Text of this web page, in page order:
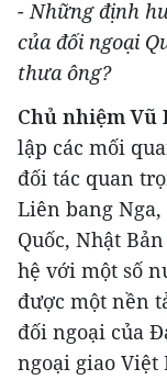
- Những định
của đối ngoại
thưa ông?
Chủ nhiệm Vũ
lập các mối
đối tác quan
Liên bang
Quốc, Nhật
hệ với một số
được một nền
đối ngoại của
ngoại giao